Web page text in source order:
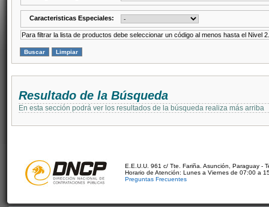
Caracteristicas Especiales:
Para filtrar la lista de productos debe seleccionar un código al menos hasta el Nivel 2.
Resultado de la Búsqueda
En esta sección podrá ver los resultados de la búsqueda realiza más arriba
E.E.U.U. 961 c/ Tte. Fariña. Asunción, Paraguay -
Horario de Atención: Lunes a Viernes de 07:00 a
Preguntas Frecuentes